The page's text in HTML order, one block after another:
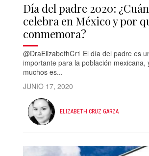
Día del padre 2020:
celebra en México y por
conmemora?
@DraElizabethCr1 El día del padre es
importante para la población mexicana,
muchos es...
JUNIO 17, 2020
ELIZABETH CRUZ GARZA